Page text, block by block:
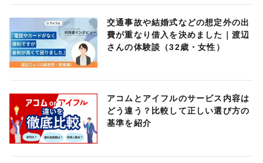
交通事故や結婚式などの想定外の出
費が重なり借入を決めました｜渡辺
さんの体験談（32歳・女性）
アコムとアイフルのサービス内容は
どう違う？比較して正しい選び方の
基準を紹介